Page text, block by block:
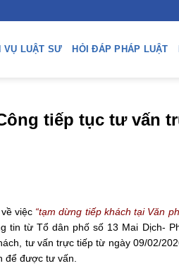
VỤ LUẬT SƯ HỎI ĐÁP PHÁP LUẬT
tiếp tục tư vấn
việc “tạm dừng tiếp khách tại Văn
từ Tổ dân phố số 13 Mai Dịch-
tư vấn trực tiếp từ ngày 09/02/
để được tư vấn.